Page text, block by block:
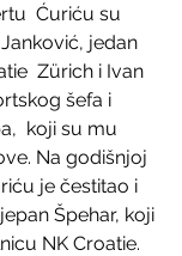
Ćuriću su
jedan
Zürich i Ivan
šefa i
koji su mu
Na godišnjoj
je čestitao i
Špehar, koji
NK Croatie.